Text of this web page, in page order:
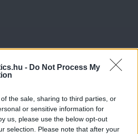
- Do Not Process My
the sale, sharing to third parties, or
or sensitive information for
us, please use the below opt-out
selection. Please note that after your